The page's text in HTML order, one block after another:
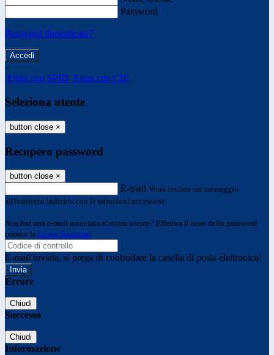
Password
Password dimenticata?
-
Entra con SPID Entra con CIE
Seleziona utente
button close ×
Recupero password
button close ×
E-mail Verrà inviato un messaggio
all'indirizzo indicato con le istruzioni necessarie.
Non hai una e-mail associata al nome utente? Effettua il reset della password
tramite la Login Spaggiari
E-mail inviata, si prega di controllare la casella di posta elettronica!
Errore
Chiudi
Successo
Chiudi
Informazione